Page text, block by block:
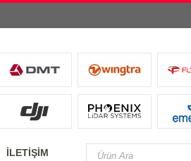
İLETİŞİM